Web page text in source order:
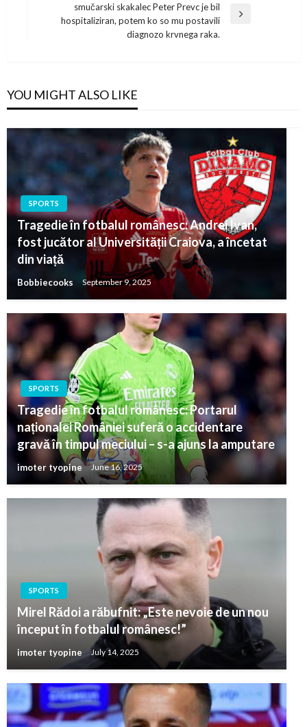
smučarski skakalec Peter Prevc je bil
hospitaliziran, potem ko so mu postavili
diagnozo krvnega raka.
YOU MIGHT ALSO LIKE
SPORTS
Tragedie în fotbalul românesc: Andrei Ivan,
fost jucător al Universității Craiova, a încetat
din viață
Bobbiecooks September 9, 2025
SPORTS
Tragedie în fotbalul românesc: Portarul
naționalei României suferă o accidentare
gravă în timpul meciului – s-a ajuns la amputare
imoter tyopine June 16, 2025
SPORTS
Mirel Rădoi a răbufnit: „Este nevoie de un nou
început în fotbalul românesc!”
imoter tyopine July 14, 2025